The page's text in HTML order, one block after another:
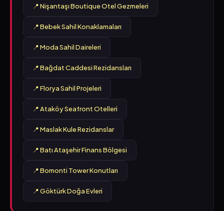
📍 Nişantaşı Boutique Otel Gezmeleri
📍 Bebek Sahil Konaklamaları
📍 Moda Sahil Daireleri
📍 Bağdat Caddesi Rezidansları
📍 Florya Sahil Projeleri
📍 Ataköy Seafront Otelleri
📍 Maslak Kule Rezidanslar
📍 Batı Ataşehir Finans Bölgesi
📍 Bomonti Tower Konutları
📍 Göktürk Doğa Evleri